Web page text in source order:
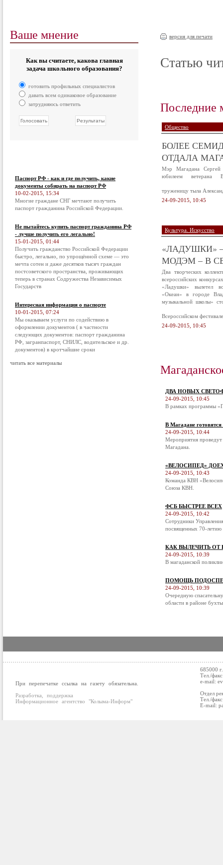
Ваше мнение
Как вы считаете, какова главная
задача школьного образования?
готовить профильных специалистов
давать всем одинаковое образование
затрудняюсь ответить
Паспорт РФ - как и где получить, какие
документы собирать на паспорт РФ
10-02-2015, 15:34
Многие граждане СНГ мечтают получить
паспорт гражданина Российской Федерации.
Не пытайтесь купить паспорт гражданина РФ
- лучше получить его легально!
15-01-2015, 01:44
Получить гражданство Российской Федерации
быстро, легально, по упрощённой схеме — это
мечта сотен и даже десятков тысяч граждан
постсоветского пространства, проживающих
теперь в странах Содружества Независимых
Государств
Интересная информация о паспорте
10-01-2015, 07:24
Мы оказываем услуги по содействию в
оформлении документов ( в частности
следующих документов: паспорт гражданина
РФ, загранпаспорт, СНИЛС, водительское и др.
документов) в кротчайшие сроки
читать все материалы
версия для печати
Статью
Последние
Общество
БОЛЕЕ
ОТДАЛА
Мэр Магадана Сергей
юбилеем ветерана
труженицу тыла
24-09-2015, 10:45
Культура. Искусство
«ЛАДУШКИ»
МОДЭМ – В
Два творческих
всероссийских
«Ладушки» вылетел
«Океан» в городе
музыкальной школы»
Всероссийском
24-09-2015, 10:45
ДВА НОВЫХ
24-09-2015, 10:45
В рамках программы
В Магадане
24-09-2015, 10:44
Мероприятия
Магадана.
«ВЕЛОСИПЕД»
24-09-2015, 10:43
Команда КВН
Союза КВН.
ФСБ БЫСТРЕЕ ВСЕХ
24-09-2015, 10:42
Сотрудники
посвященных 70-летию
КАК ВЫЛЕЧИТЬ ОТ
24-09-2015, 10:39
В магаданской
ПОМОЩЬ
24-09-2015, 10:39
Очередную
области в районе
При перепечатке ссылка на газету обязательна.
Разработка, поддержка
Информационное агентство "Колыма-Информ"
685000
Тел./
e-mail:
Отдел
Тел./
E-mail: